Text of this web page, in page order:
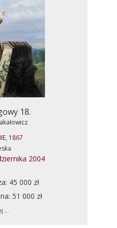
18.
1867
2004
45 000 zł
51 000 zł
...